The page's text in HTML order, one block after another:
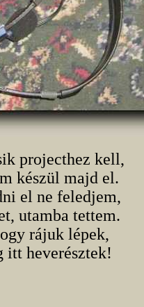
projecthez kell,
készül majd el.
el ne feledjem,
utamba tettem.
rájuk lépek,
itt heverésztek!